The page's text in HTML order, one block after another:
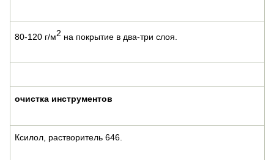
80-120 г/м2 на покрытие в два-три слоя.
очистка инструментов
Ксилол, растворитель 646.